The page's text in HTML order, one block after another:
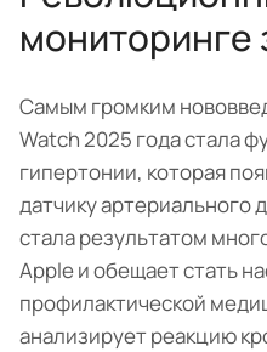
мониторинге
Самым громким
Watch 2025 года стала
гипертонии, которая
датчику артериального
стала результатом
Apple и обещает стать
профилактической
анализирует реакцию